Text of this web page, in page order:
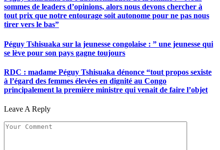
sommes de leaders d’opinions, alors nous devons chercher à
tout prix que notre entourage soit autonome pour ne pas nous
tirer vers le bas”
Péguy Tshisuaka sur la jeunesse congolaise : ” une jeunesse qui
se lève pour son pays gagne toujours
RDC : madame Péguy Tshisuaka dénonce “tout propos sexiste
à l’égard des femmes élevées en dignité au Congo
principalement la première ministre qui venait de faire l’objet
Leave A Reply